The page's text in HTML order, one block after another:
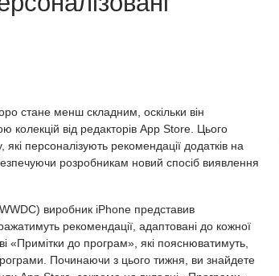
стане менш складним, оскільки він
колекцій від редакторів App Store. Цього
персоналізують рекомендації додатків на
розробникам новий спосіб виявлення
виробник iPhone представив
рекомендації, адаптовані до кожної
«Примітки до програм», які пояснюватимуть,
Починаючи з цього тижня, ви знайдете